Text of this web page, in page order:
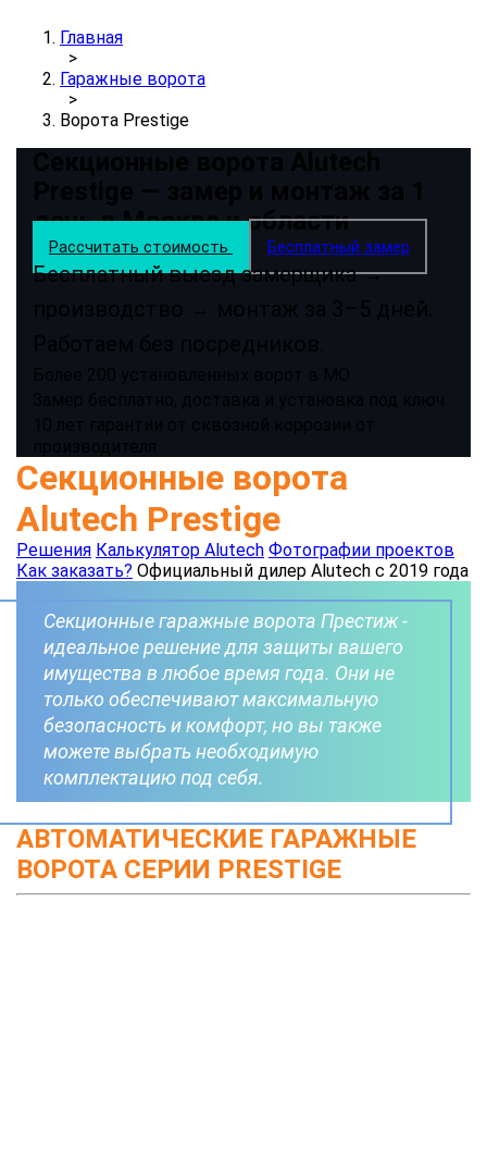
Главная
>
Гаражные ворота
>
Ворота Prestige
день в Москве и области
Рассчитать стоимость Бесплатный замер
Бесплатный выезд замерщика →
Секционные ворота
Alutech Prestige
Решения Калькулятор Alutech Фотографии проектов
Как заказать? Официальный дилер Alutech с 2019 года
Секционные гаражные ворота Престиж -
идеальное решение для защиты вашего
имущества в любое время года. Они не
только обеспечивают максимальную
безопасность и комфорт, но вы также
можете выбрать необходимую
комплектацию под себя.
АВТОМАТИЧЕСКИЕ ГАРАЖНЫЕ
ВОРОТА СЕРИИ PRESTIGE